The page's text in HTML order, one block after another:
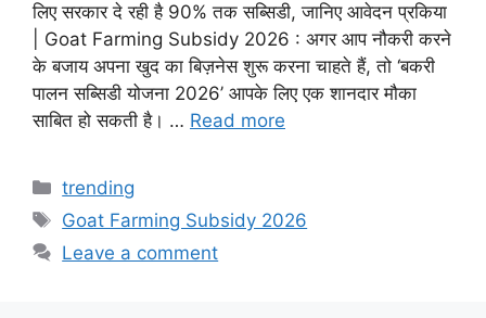
लिए सरकार दे रही है 90% तक सब्सिडी, जानिए आवेदन प्रकिया
| Goat Farming Subsidy 2026 : अगर आप नौकरी करने
के बजाय अपना खुद का बिज़नेस शुरू करना चाहते हैं, तो ‘बकरी
पालन सब्सिडी योजना 2026’ आपके लिए एक शानदार मौका
साबित हो सकती है। … Read more
Categories
trending
Tags
Goat Farming Subsidy 2026
Leave a comment